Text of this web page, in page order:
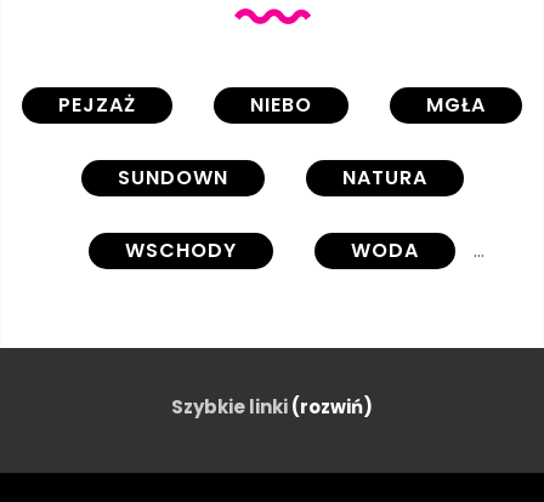
PEJZAŻ NIEBO MGŁA
SUNDOWN NATURA
WSCHODY WODA
GÓRA NIEBIESKI
MGŁA LAS
Szybkie linki(rozwiń)